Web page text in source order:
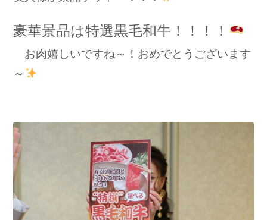
豪華景品は特選黒毛和牛！！！！
お肉嬉しいですね～！おめでとうございます
～